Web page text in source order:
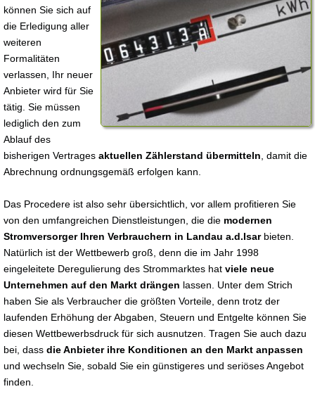
können Sie sich auf
die Erledigung aller
weiteren
Formalitäten
verlassen, Ihr neuer
Anbieter wird für Sie
tätig. Sie müssen
lediglich den zum
Ablauf des
bisherigen Vertrages aktuellen Zählerstand übermitteln , damit die
Abrechnung ordnungsgemäß erfolgen kann.
Das Procedere ist also sehr übersichtlich, vor allem profitieren Sie
von den umfangreichen Dienstleistungen, die die modernen
Stromversorger Ihren Verbrauchern in Landau a.d.Isarbieten.
Natürlich ist der Wettbewerb groß, denn die im Jahr 1998
eingeleitete Deregulierung des Strommarktes hat viele neue
Unternehmen auf den Markt drängen lassen. Unter dem Strich
haben Sie als Verbraucher die größten Vorteile, denn trotz der
laufenden Erhöhung der Abgaben, Steuern und Entgelte können Sie
diesen Wettbewerbsdruck für sich ausnutzen. Tragen Sie auch dazu
bei, dass die Anbieter ihre Konditionen an den Markt anpassen
und wechseln Sie, sobald Sie ein günstigeres und seriöses Angebot
finden.